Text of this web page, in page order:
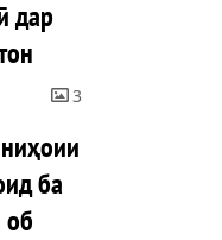
дар
3
ба